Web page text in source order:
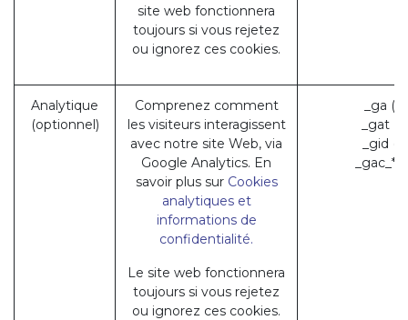
site web fonctionnera
toujours si vous rejetez
ou ignorez ces cookies.
Analytique
(optionnel)
Comprenez comment
les visiteurs interagissent
avec notre site Web, via
Google Analytics. En
savoir plus sur Cookies
analytiques et
informations de
confidentialité.
Le site web fonctionnera
toujours si vous rejetez
ou ignorez ces cookies.
_ga
_gat
_gid
_gac_*